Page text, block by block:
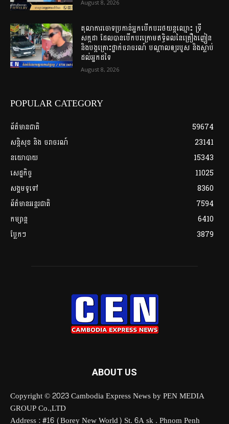
August 8, 2026
តុលាការចោទប្រកាន់អ្នកបើកបររថយន្តឈ្មោះ ទ្រី
សក្កដា ដែលបានបើកបរក្រោមឥទ្ធិពលនៃគ្រឿងញៀន
និងបង្កគ្រោះថ្នាក់ចរាចរណ៍ បណ្តាលឲ្យរបួស និងស្លាប់
ដល់អ្នកដទៃ
August 8, 2026
POPULAR CATEGORY
ព័ត៌មានជាតិ
59674
សន្តិសុខ និង ចរាចរណ៍
23141
នយោបាយ
15343
សេដ្ឋកិច្ច
11025
សង្គមទូទៅ
8360
ព័ត៌មានអន្តរជាតិ
7594
កម្សាន្ត
6410
ប្លែកៗ
3879
ABOUT US
Copyright © 2023 Cambodia Express News by PEN MEDIA
GROUP Co.,LTD
Address : #16 (Borey New World) St. 6A sk . Phnom Penh